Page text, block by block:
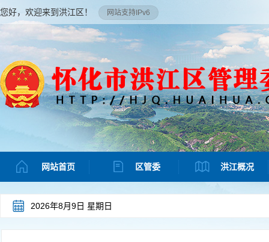
您好，欢迎来到洪江区！ 网站支持IPv6
网站首页 区管委 洪江概况
2026年8月9日 星期日